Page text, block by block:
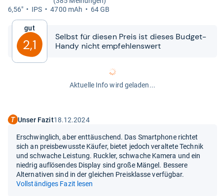
6,56"
IPS 4700 mAh 64 GB
Gut
2,1
Selbst für die­sen Preis ist die­ses Bud­get-​​
Handy nicht emp­feh­lens­wert
Aktuelle Info wird geladen...
Unser Fazit18.12.2024
Erschwinglich, aber enttäuschend. Das Smartphone richtet
sich an preisbewusste Käufer, bietet jedoch veraltete Technik
und schwache Leistung. Ruckler, schwache Kamera und ein
niedrig auflösendes Display sind große Mängel. Bessere
Alternativen sind in der gleichen Preisklasse verfügbar.
Vollständiges Fazit lesen